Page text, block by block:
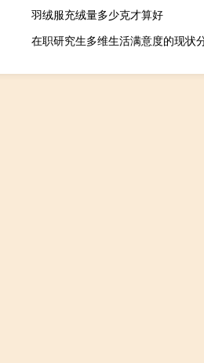
羽绒服充绒量多少克才算好
在职研究生多维生活满意度的现状